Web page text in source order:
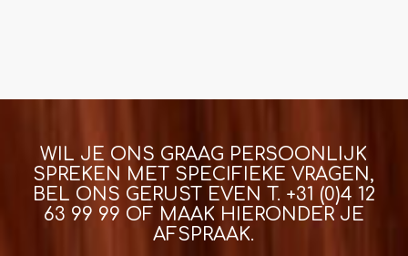
WIL JE ONS GRAAG PERSOONLIJK
SPREKEN MET SPECIFIEKE VRAGEN,
BEL ONS GERUST EVEN T. +31 (0)4 12
63 99 99 OF MAAK HIERONDER JE
AFSPRAAK.